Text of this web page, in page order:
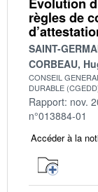
règles de
SAINT-
CORBEAU,
CONSEIL
DURABLE
Rapport: nov.
n°013884-01
Accéder à la